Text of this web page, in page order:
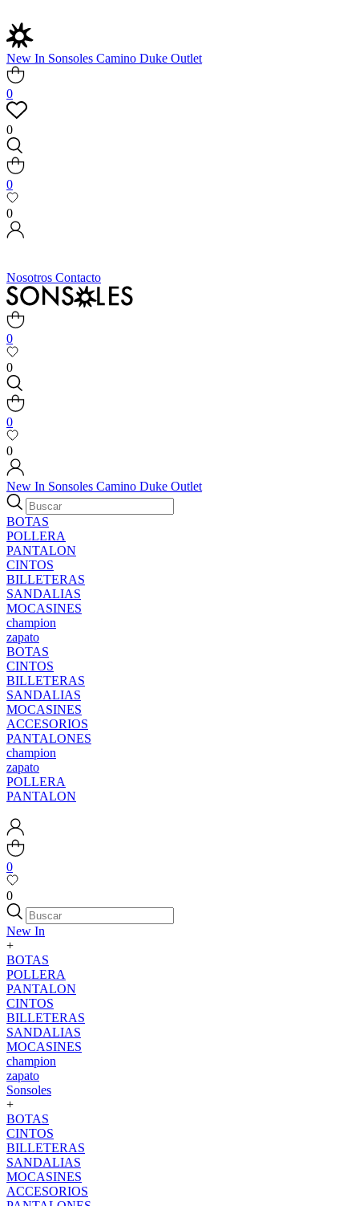
New In Sonsoles Camino Duke Outlet
0
0
0
0
Nosotros Contacto
0
0
0
0
New In Sonsoles Camino Duke Outlet
BOTAS
POLLERA
PANTALON
CINTOS
BILLETERAS
SANDALIAS
MOCASINES
champion
zapato
BOTAS
CINTOS
BILLETERAS
SANDALIAS
MOCASINES
ACCESORIOS
PANTALONES
champion
zapato
POLLERA
PANTALON
0
0
New In
+
BOTAS
POLLERA
PANTALON
CINTOS
BILLETERAS
SANDALIAS
MOCASINES
champion
zapato
Sonsoles
+
BOTAS
CINTOS
BILLETERAS
SANDALIAS
MOCASINES
ACCESORIOS